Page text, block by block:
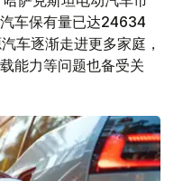
车保有量已达24634
车逐渐走进更多家庭，
能力等问题也备受关